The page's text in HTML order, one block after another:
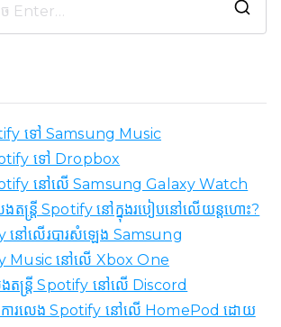
ទៅ Samsung Music
ទៅ Dropbox
នៅលើ Samsung Galaxy Watch
េងតន្ត្រី Spotify នៅក្នុងរបៀបនៅលើយន្តហោះ?
នៅលើរបារសំឡេង Samsung
Music នៅលើ Xbox One
ងតន្ត្រី Spotify នៅលើ Discord
ងការលេង Spotify នៅលើ HomePod ដោយ